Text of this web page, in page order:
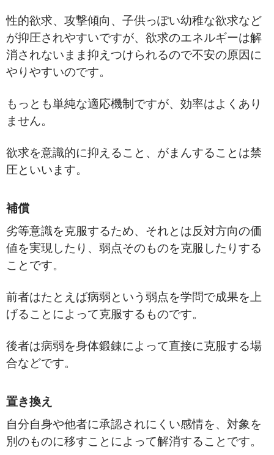
性的欲求、攻撃傾向、子供っぽい幼稚な欲求など
が抑圧されやすいですが、欲求のエネルギーは解
消されないまま抑えつけられるので不安の原因に
やりやすいのです。
もっとも単純な適応機制ですが、効率はよくあり
ません。
欲求を意識的に抑えること、がまんすることは禁
圧といいます。
補償
劣等意識を克服するため、それとは反対方向の価
値を実現したり、弱点そのものを克服したりする
ことです。
前者はたとえば病弱という弱点を学問で成果を上
げることによって克服するものです。
後者は病弱を身体鍛錬によって直接に克服する場
合などです。
置き換え
自分自身や他者に承認されにくい感情を、対象を
別のものに移すことによって解消することです。